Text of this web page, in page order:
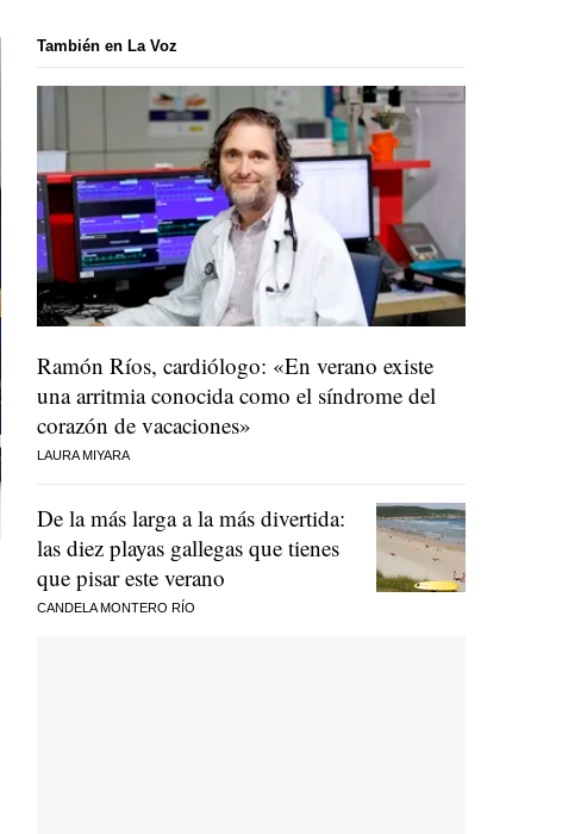
También en La Voz
Ramón Ríos, cardiólogo: «En verano existe
una arritmia conocida como el síndrome del
corazón de vacaciones»
LAURA MIYARA
De la más larga a la más divertida:
las diez playas gallegas que tienes
que pisar este verano
CANDELA MONTERO RÍO